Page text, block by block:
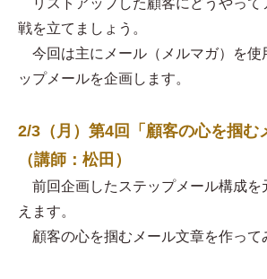
リストアップした顧客にどうやって
戦を立てましょう。
今回は主にメール（メルマガ）を使
ップメールを企画します。
2/3（月）第4回「顧客の心を掴む
（講師：松田）
前回企画したステップメール構成を
えます。
顧客の心を掴むメール文章を作って